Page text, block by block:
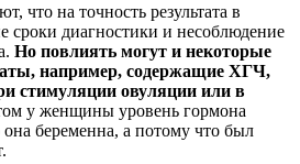
что на точность результата в
сроки диагностики и несоблюдение
Но повлиять могут и некоторые
например, содержащие ХГЧ,
стимуляции овуляции или в
у женщины уровень гормона
беременна, а потому что был